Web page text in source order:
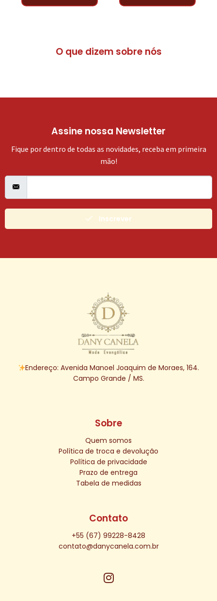
O que dizem sobre nós
Assine nossa Newsletter
Fique por dentro de todas as novidades, receba em primeira
mão!
Inscrever
Endereço: Avenida Manoel Joaquim de Moraes, 164.
Campo Grande / MS.
Sobre
Quem somos
Política de troca e devolução
Política de privacidade
Prazo de entrega
Tabela de medidas
Contato
+55 (67) 99228-8428
contato@danycanela.com.br